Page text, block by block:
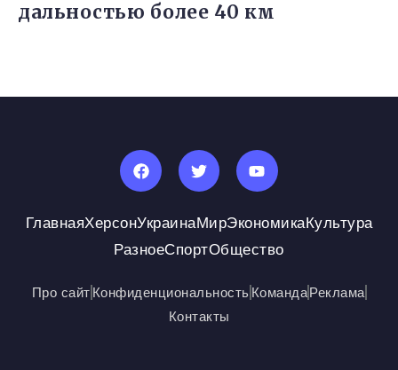
дальностью более 40 км
ГлавнаяХерсонУкраинаМирЭкономикаКультура
РазноеСпортОбщество
Про сайтКонфиденциональностьКомандаРеклама
Контакты